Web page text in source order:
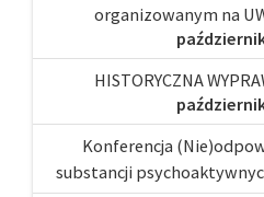
organizowanym na
HISTORYCZNA
Konferencja
substancji